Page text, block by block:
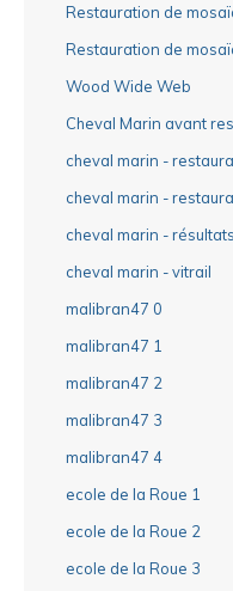
Restauration de
Restauration de
Wood Wide Web
Cheval Marin avant
cheval marin -
cheval marin -
cheval marin - résultats
cheval marin - vitrail
malibran47 0
malibran47 1
malibran47 2
malibran47 3
malibran47 4
ecole de la Roue 1
ecole de la Roue 2
ecole de la Roue 3